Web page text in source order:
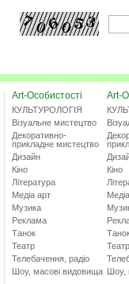
Art-Особистості
КУЛЬТУРОЛОГІЯ
Візуальне мистецтво
Декоративно-
прикладне мистецтво
Дизайн
Кіно
Література
Медіа арт
Музика
Реклама
Танок
Театр
Телебачення, радіо
Шоу, масові видовища
Art-
Кіно
Театр
Шоу,